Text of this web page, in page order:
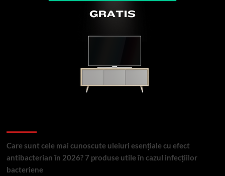
Care sunt cele mai cunoscute uleiuri esențiale cu efect
antibacterian în 2026? 7 produse utile în cazul infecțiilor
bacteriene